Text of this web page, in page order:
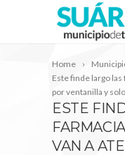
Home
Este finde largo
por ventanilla y
ESTE
VAN A